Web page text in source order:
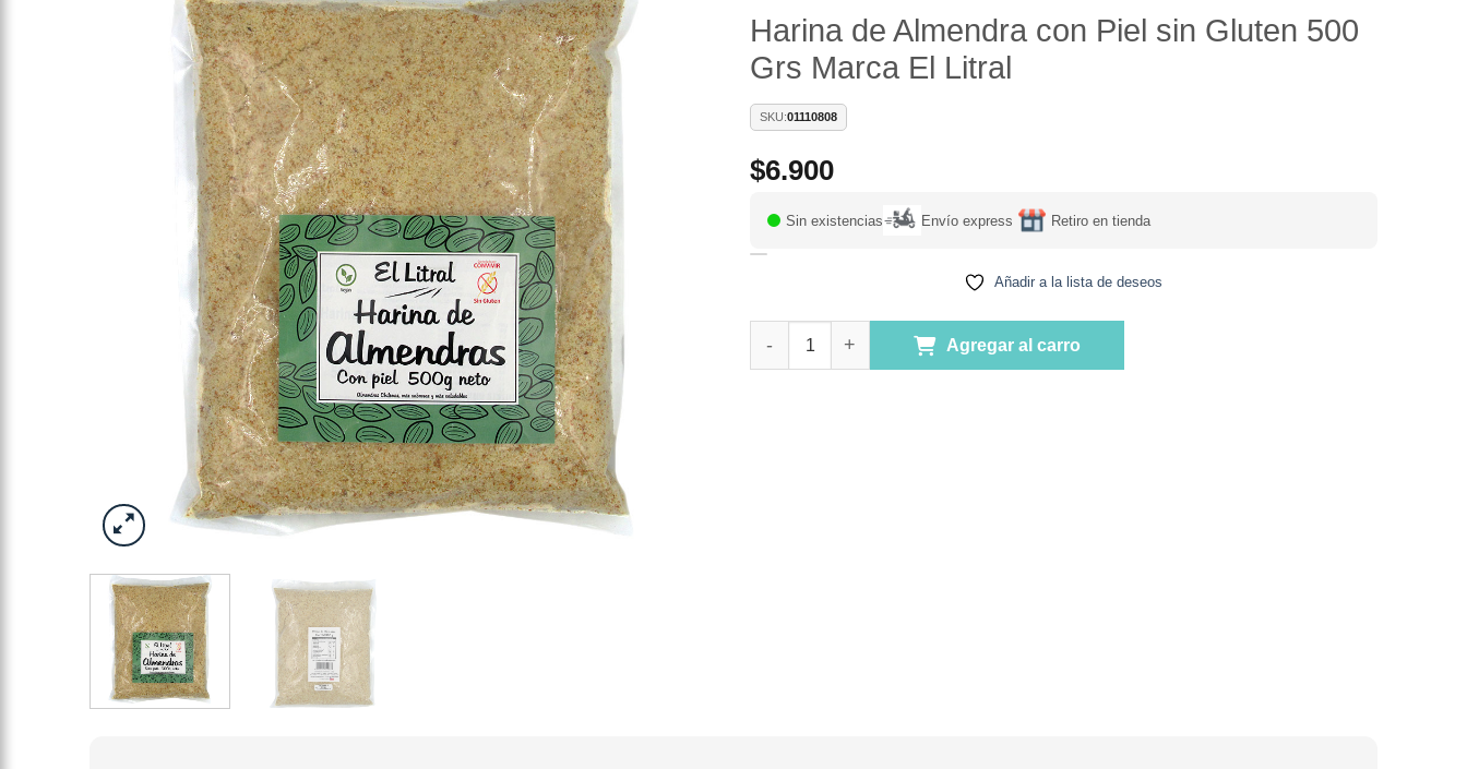
Harina de Almendra con Piel sin Gluten 500
Grs Marca El Litral
SKU:01110808
$6.900
Sin existencias Envío express Retiro en tienda
Añadir a la lista de deseos
Agregar al carro